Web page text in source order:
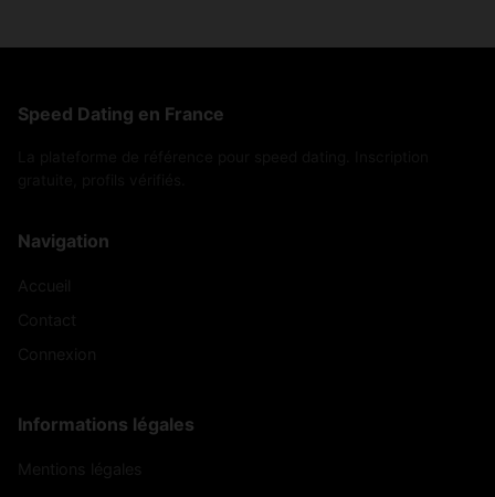
Speed Dating en France
Navigation
Informations légales